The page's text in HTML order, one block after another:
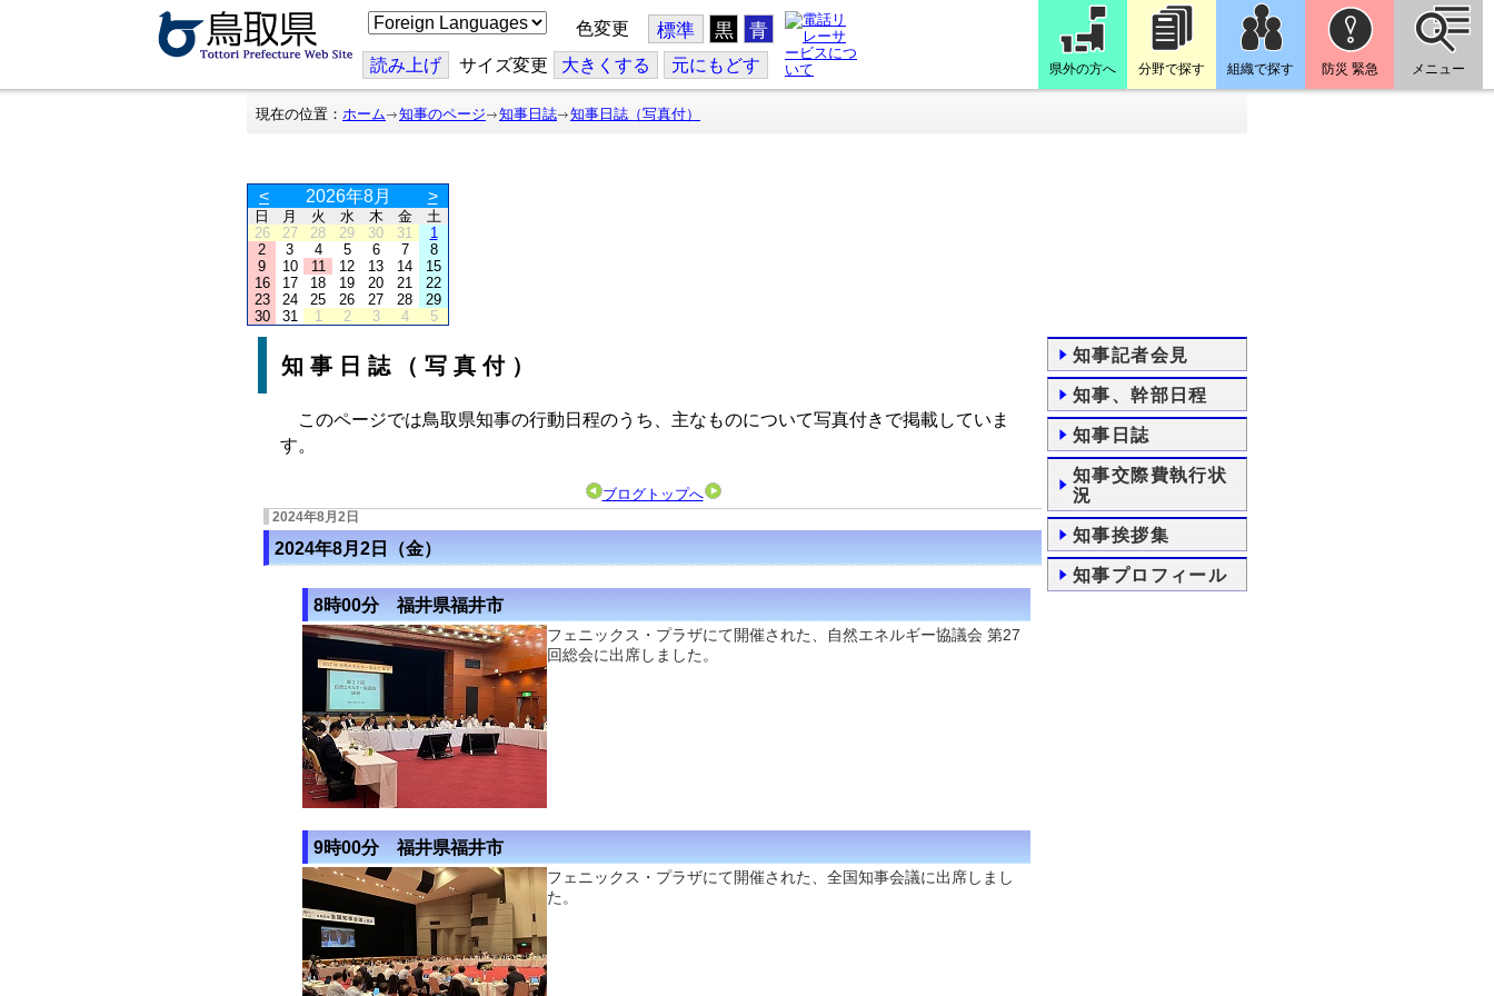
こ
の
ジ
を
翻
色変更 標準 黒 青
読み上げ サイズ変更 大きくする 元にもどす 県外の方へ 分野で探す 組織で探す 防災 緊急 メニュー
現在の位置： ホーム 知事のページ 知事日誌 知事日誌（写真付）
< 2026年8月 >
日 月 火 水 木 金
土
26
27 28 29 30 31
1
2
3 4 5 6 7
8
9
10 11 12 13 14
15
16
17 18 19 20 21
22
23
24 25 26 27 28
29
30
31 1 2 3 4 5
知事日誌（写真付）
このページでは鳥取県知事の行動日程のうち、主なものについて写真付きで掲載していま
す。
ブログトップへ
2024年8月2日
2024年8月2日（金）
8時00分 福井県福井市
フェニックス・プラザにて開催された、自然エネルギー協議会 第27
回総会に出席しました。
9時00分 福井県福井市
フェニックス・プラザにて開催された、全国知事会議に出席しまし
た。
知事記者会見
知事、幹部日程
知事日誌
知事交際費執行状
況
知事挨拶集
知事プロフィール